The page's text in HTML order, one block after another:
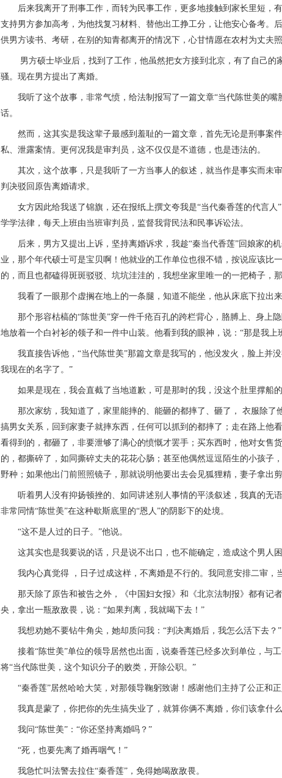
后来我离开了刑事工作，而转为民事工作，更多地接触到家长里短，
支持男方参加高考，为他找复习材料、替他出工挣工分，让他安心备考。
供男方读书、考研，在别的知青都离开的情况下，心甘情愿在农村为丈夫照
男方硕士毕业后，找到了工作，他虽然把女方接到北京，有了自己的
骚。现在男方提出了离婚。
我听了这个故事，非常气愤，给法制报写了一篇文章“当代陈世美的嘴
话。
然而，这其实是我这辈子最感到羞耻的一篇文章，首先无论是刑事案
私、泄露案情。更何况我是审判员，这不仅仅是不道德，也是违法的。
其次，这个故事，只是我听了一方当事人的叙述，就当作是事实而未
判决驳回原告离婚请求。
女方因此给我送了锦旗，还在报纸上撰文夸我是“当代秦香莲的代言人
学学法律，每天上班由当班审判员，监督我背民法和民事诉讼法。
后来，男方又提出上诉，坚持离婚诉求，我趁“秦当代香莲”回娘家的
业，那个年代硕士可是宝贝啊！他就业的工作单位也很不错，按说应该比
的，而且也都磕得斑斑驳驳、坑坑洼洼的，我想坐家里唯一的一把椅子，
我看了一眼那个虚搁在地上的一条腿，知道不能坐，他从床底下拉出来
那个形容枯槁的“陈世美”穿一件千疮百孔的跨栏背心，胳膊上、身上
地放着一个白衬衫的领子和一件中山装。他看到我的眼神，说：“那是我上
我直接告诉他，“当代陈世美”那篇文章是我写的，他没发火，脸上并
我现在的名字了。”
如果是现在，我会直截了当地道歉，可是那时的我，没这个肚里撑船的
那次家纺，我知道了，家里能摔的、能砸的都摔了、砸了， 衣服除了
搞男女关系，回到家妻子就摔东西，任何可以抓到的都摔了；走在路上他
看得到的，都砸了，非要泄够了满心的愤慨才罢手；买东西时，他对女售
的，都撕碎了，如同撕碎丈夫的花花心肠；甚至他偶然逗逗陌生的小孩子
野种；如果他出门前照照镜子，那就说明他要出去会见狐狸精，妻子拿
听着男人没有抑扬顿挫的、如同讲述别人事情的平淡叙述，我真的无
非常同情“陈世美”在这种歇斯底里的“恩人”的阴影下的处境。
“这不是人过的日子。”他说。
这其实也是我要说的话，只是说不出口，也不能确定，造成这个男人困
我内心真觉得 ，日子过成这样，不离婚是不行的。我同意安排二审，
那天除了原告和被告之外，《中国妇女报》和《北京法制报》都有记
央，拿出一瓶敌敌畏，说：“如果判离，我就喝下去！”
我想劝她不要钻牛角尖，她却质问我：“判决离婚后，我怎么活下去？”
接着“陈世美”单位的领导居然也出面，说秦香莲已经多次到单位，与
将“当代陈世美，这个知识分子的败类，开除公职。”
“秦香莲”居然哈哈大笑，对那领导鞠躬致谢！感谢他们主持了公正和正
我真是蒙了，你把你的先生搞失业了，就算你俩不离婚，你们该拿什么
我问“陈世美”：“你还坚持离婚吗？”
“死，也要先离了婚再咽气！”
我急忙叫法警去拉住“秦香莲”，免得她喝敌敌畏。